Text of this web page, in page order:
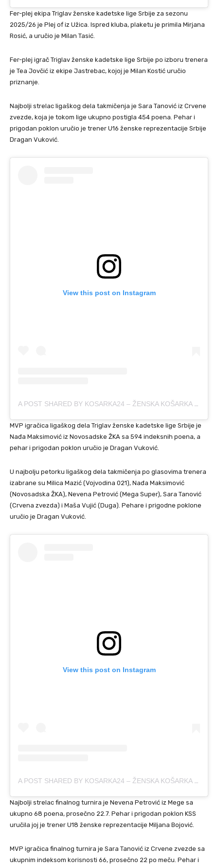
Fer-plej ekipa Triglav ženske kadetske lige Srbije za sezonu
2025/26 je Plej of iz Užica. Ispred kluba, plaketu je primila Mirjana
Rosić, a uručio je Milan Tasić.
Fer-plej igrač Triglav ženske kadetske lige Srbije po izboru trenera
je Tea Jovčić iz ekipe Jastrebac, kojoj je Milan Kostić uručio
priznanje.
Najbolji strelac ligaškog dela takmičenja je Sara Tanović iz Crvene
zvezde, koja je tokom lige ukupno postigla 454 poena. Pehar i
prigodan poklon uručio je trener U16 ženske reprezentacije Srbije
Dragan Vuković.
View this post on Instagram
A POST SHARED BY KOSARKA24 – ŽENSKA KOŠARKA (@KOSARKA24SRBIJA)
MVP igračica ligaškog dela Triglav ženske kadetske lige Srbije je
Nađa Maksimović iz Novosadske ŽKA sa 594 indeksnih poena, a
pehar i prigodan poklon uručio je Dragan Vuković.
U najbolju petorku ligaškog dela takmičenja po glasovima trenera
izabrane su Milica Mazić (Vojvodina 021), Nađa Maksimović
(Novosadska ŽKA), Nevena Petrović (Mega Super), Sara Tanović
(Crvena zvezda) i Maša Vujić (Duga). Pehare i prigodne poklone
uručio je Dragan Vuković.
View this post on Instagram
A POST SHARED BY KOSARKA24 – ŽENSKA KOŠARKA (@KOSARKA24SRBIJA)
Najbolji strelac finalnog turnira je Nevena Petrović iz Mege sa
ukupno 68 poena, prosečno 22.7. Pehar i prigodan poklon KSS
uručila joj je trener U18 ženske reprezentacije Miljana Bojović.
MVP igračica finalnog turnira je Sara Tanović iz Crvene zvezde sa
ukupnim indeksom korisnosti 66, prosečno 22 po meču. Pehar i